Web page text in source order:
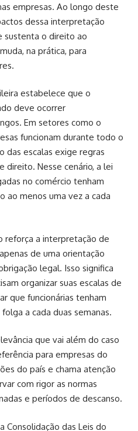
empresas. Ao longo deste
dessa interpretação
sustenta o direito ao
na prática, para
estabelece que o
deve ocorrer
Em setores como o
funcionam durante todo o
das escalas exige regras
direito. Nesse cenário, a lei
no comércio tenham
ao menos uma vez a cada
reforça a interpretação de
de uma orientação
legal. Isso significa
organizar suas escalas de
que funcionárias tenham
a cada duas semanas.
que vai além do caso
para empresas do
do país e chama atenção
com rigor as normas
e períodos de descanso.
Consolidação das Leis do